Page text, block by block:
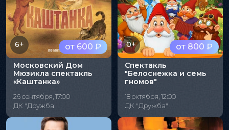
от 600 ₽
6+
Московский Дом
Мюзикла спектакль
«Каштанка»
26 сентября, 17:00
ДК "Дружба"
от 800 ₽
0+
Спектакль
"Белоснежка и семь
гномов"
18 октября, 12:00
ДК "Дружба"